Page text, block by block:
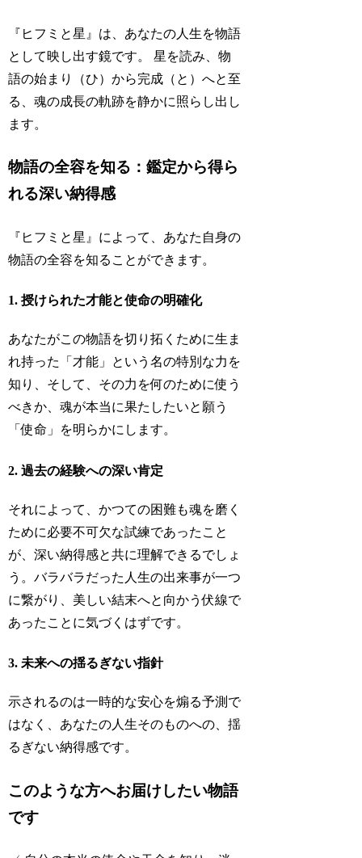
『ヒフミと星』は、あなたの人生を物語
として映し出す鏡です。 星を読み、物
語の始まり（ひ）から完成（と）へと至
る、魂の成長の軌跡を静かに照らし出し
ます。
物語の全容を知る：鑑定から得ら
れる深い納得感
『ヒフミと星』によって、あなた自身の
物語の全容を知ることができます。
1. 授けられた才能と使命の明確化
あなたがこの物語を切り拓くために生ま
れ持った「才能」という名の特別な力を
知り、そして、その力を何のために使う
べきか、魂が本当に果たしたいと願う
「使命」を明らかにします。
2. 過去の経験への深い肯定
それによって、かつての困難も魂を磨く
ために必要不可欠な試練であったこと
が、深い納得感と共に理解できるでしょ
う。バラバラだった人生の出来事が一つ
に繋がり、美しい結末へと向かう伏線で
あったことに気づくはずです。
3. 未来への揺るぎない指針
示されるのは一時的な安心を煽る予測で
はなく、あなたの人生そのものへの、揺
るぎない納得感です。
このような方へお届けしたい物語
です